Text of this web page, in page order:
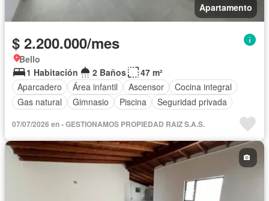
Apartamento
$ 2.200.000/mes
Bello
1 Habitación
2 Baños
47 m²
Aparcadero
Área infantil Ascensor
Cocina integral
Gas natural
Gimnasio Piscina Seguridad privada
07/07/2026 en - GESTIONAMOS PROPIEDAD RAIZ S.A.S.